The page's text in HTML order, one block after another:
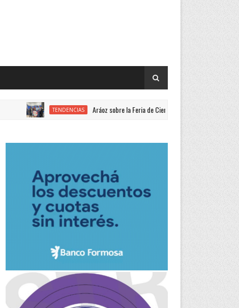
TENDENCIAS Aráoz sobre la Feria de Ciencias: “Año a año mejora la calidad y